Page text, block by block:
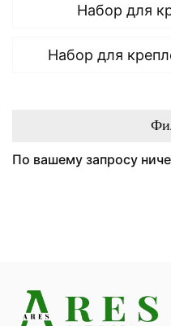
Набор для
Набор для
По вашему запросу